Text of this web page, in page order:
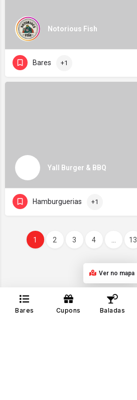
Notorious Fish
Bares +1
Yall Burger & BBQ
Hamburguerias +1
1 2 3 4 13
Ver no mapa
Bares Cupons Baladas